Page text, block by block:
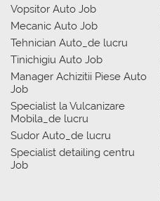
Vopsitor Auto Job
Mecanic Auto Job
Tehnician Auto_de lucru
Tinichigiu Auto Job
Manager Achizitii Piese Auto
Job
Specialist la Vulcanizare
Mobila_de lucru
Sudor Auto_de lucru
Specialist detailing centru
Job